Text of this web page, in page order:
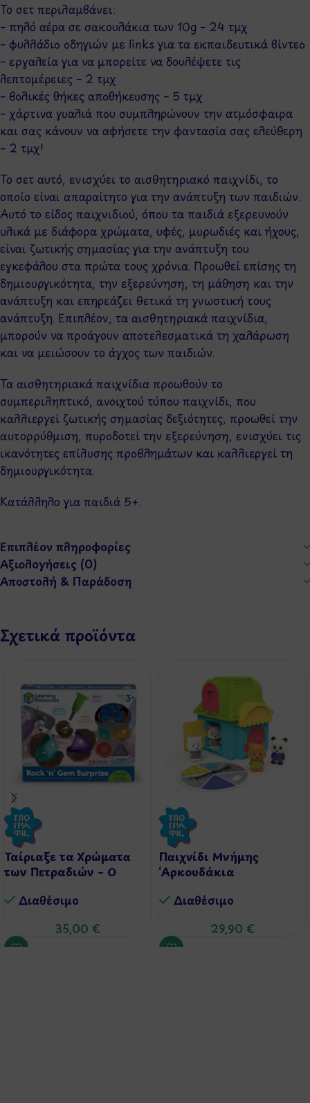
Το σετ περιλαμβάνει:
– πηλό αέρα σε σακουλάκια των 10g – 24 τμχ
– φυλλάδιο οδηγιών με links για τα εκπαιδευτικά βίντεο
– εργαλεία για να μπορείτε να δουλέψετε τις
λεπτομέρειες – 2 τμχ
– βολικές θήκες αποθήκευσης – 5 τμχ
– χάρτινα γυαλιά που συμπληρώνουν την ατμόσφαιρα
και σας κάνουν να αφήσετε την φαντασία σας ελεύθερη
– 2 τμχ!
Το σετ αυτό, ενισχύει το αισθητηριακό παιχνίδι, το
οποίο είναι απαραίτητο για την ανάπτυξη των παιδιών.
Αυτό το είδος παιχνιδιού, όπου τα παιδιά εξερευνούν
υλικά με διάφορα χρώματα, υφές, μυρωδιές και ήχους,
είναι ζωτικής σημασίας για την ανάπτυξη του
εγκεφάλου στα πρώτα τους χρόνια. Προωθεί επίσης τη
δημιουργικότητα, την εξερεύνηση, τη μάθηση και την
ανάπτυξη και επηρεάζει θετικά τη γνωστική τους
ανάπτυξη. Επιπλέον, τα αισθητηριακά παιχνίδια,
μπορούν να προάγουν αποτελεσματικά τη χαλάρωση
και να μειώσουν το άγχος των παιδιών.
Τα αισθητηριακά παιχνίδια προωθούν το
συμπεριληπτικό, ανοιχτού τύπου παιχνίδι, που
καλλιεργεί ζωτικής σημασίας δεξιότητες, προωθεί την
αυτορρύθμιση, πυροδοτεί την εξερεύνηση, ενισχύει τις
ικανότητες επίλυσης προβλημάτων και καλλιεργεί τη
δημιουργικότητα.
Κατάλληλο για παιδιά 5+.
Επιπλέον πληροφορίες
Αξιολογήσεις (0)
Αποστολή & Παράδοση
Σχετικά προϊόντα
Ταίριαξε τα Χρώματα
των Πετραδιών – Ο
Διαθέσιμo
35,00 €
Παιχνίδι Μνήμης
‘Αρκουδάκια
Διαθέσιμo
29,90 €